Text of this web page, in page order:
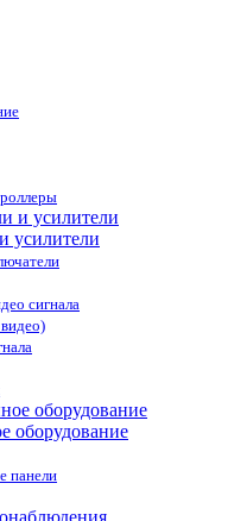
усилители
сигнала
оборудование
панели